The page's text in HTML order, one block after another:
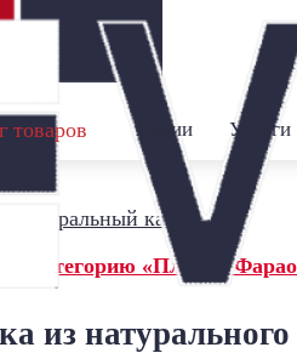
товаров Акции Услуги
Натуральный камень/
в категорию «Плитка
из